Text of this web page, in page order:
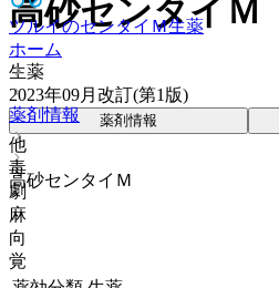
ツルイのセンタイＭ生薬
ホーム
薬剤情報
高砂センタイＭ
高砂センタイＭ
生薬
2023年09月改訂(第1版)
薬剤情報
他
毒
劇
麻
向
覚